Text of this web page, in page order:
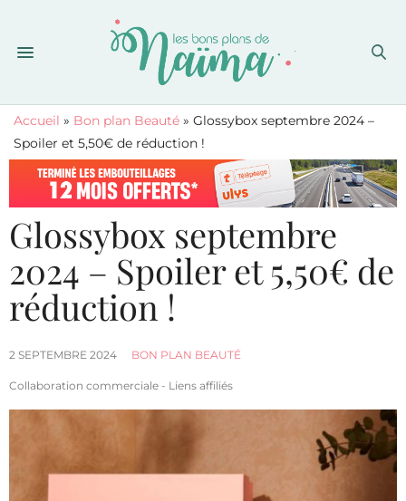
Accueil » Bon plan Beauté » Glossybox septembre 2024 –
Spoiler et 5,50€ de réduction !
Glossybox septembre
2024 – Spoiler et 5,50€ de
réduction !
2 SEPTEMBRE 2024 BON PLAN BEAUTÉ
Collaboration commerciale - Liens affiliés